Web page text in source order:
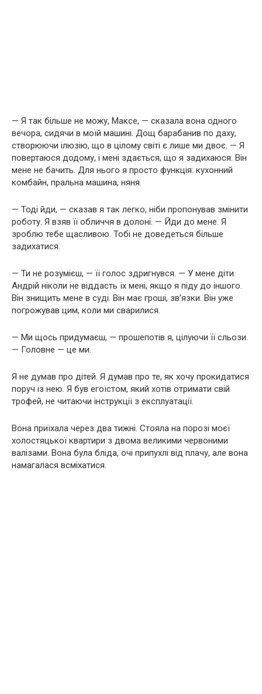
— Я так більше не можу, Максе, — сказала вона одного
вечора, сидячи в моїй машині. Дощ барабанив по даху,
створюючи ілюзію, що в цілому світі є лише ми двоє. — Я
повертаюся додому, і мені здається, що я задихаюся. Він
мене не бачить. Для нього я просто функція: кухонний
комбайн, пральна машина, няня.
— Тоді йди, — сказав я так легко, ніби пропонував змінити
роботу. Я взяв її обличчя в долоні. — Йди до мене. Я
зроблю тебе щасливою. Тобі не доведеться більше
задихатися.
— Ти не розумієш, — її голос здригнувся. — У мене діти.
Андрій ніколи не віддасть їх мені, якщо я піду до іншого.
Він знищить мене в суді. Він має гроші, зв’язки. Він уже
погрожував цим, коли ми сварилися.
— Ми щось придумаєш, — прошепотів я, цілуючи її сльози.
— Головне — це ми.
Я не думав про дітей. Я думав про те, як хочу прокидатися
поруч із нею. Я був егоїстом, який хотів отримати свій
трофей, не читаючи інструкції з експлуатації.
Вона приїхала через два тижні. Стояла на порозі моєї
холостяцької квартири з двома великими червоними
валізами. Вона була бліда, очі припухлі від плачу, але вона
намагалася всміхатися.